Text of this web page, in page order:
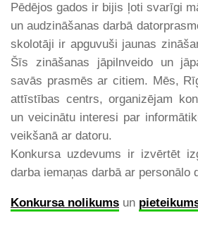
Pēdējos gados ir bijis ļoti svarīgi
un audzināšanas darbā
skolotāji ir apguvuši jaunas
Šīs zināšanas jāpilnveido un
savās prasmēs ar citiem. Mēs,
attīstības centrs, organizējam
un veicinātu interesi par
veikšanā ar datoru.
Konkursa uzdevums ir izvērtēt
darba iemaņas darbā ar personālo
Konkursa nolikums un